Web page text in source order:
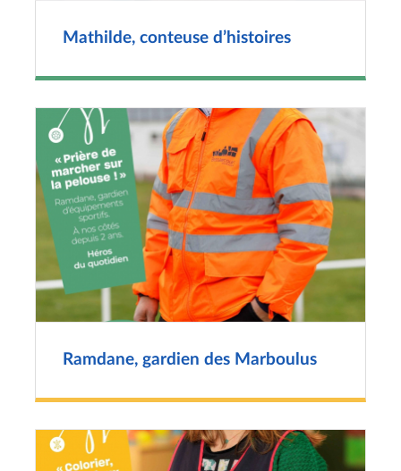
Mathilde, conteuse d’histoires
Ramdane, gardien des Marboulus